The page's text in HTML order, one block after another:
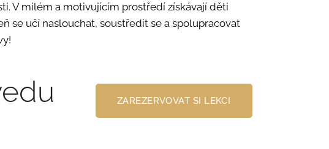
V milém a motivujícím prostředí získávají děti
se učí naslouchat, soustředit se a spolupracovat
ZAREZERVOVAT SI LEKCI